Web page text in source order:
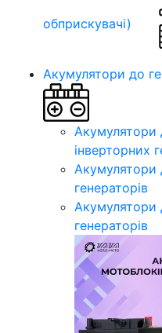
обприскувачі)
Акумулятори до
Акумулятори
інверторних
Акумулятори
генераторів
Акумулятори
генераторів